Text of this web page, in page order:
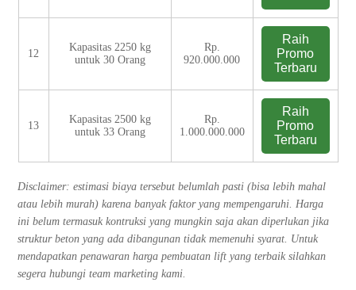
12
Kapasitas 2250 kg
untuk 30 Orang
Rp.
920.000.000
Raih
Promo
Terbaru
13
Kapasitas 2500 kg
untuk 33 Orang
Rp.
1.000.000.000
Raih
Promo
Terbaru
Disclaimer: estimasi biaya tersebut belumlah pasti (bisa lebih mahal
atau lebih murah) karena banyak faktor yang mempengaruhi. Harga
ini belum termasuk kontruksi yang mungkin saja akan diperlukan jika
struktur beton yang ada dibangunan tidak memenuhi syarat. Untuk
mendapatkan penawaran harga pembuatan lift yang terbaik silahkan
segera hubungi team marketing kami.